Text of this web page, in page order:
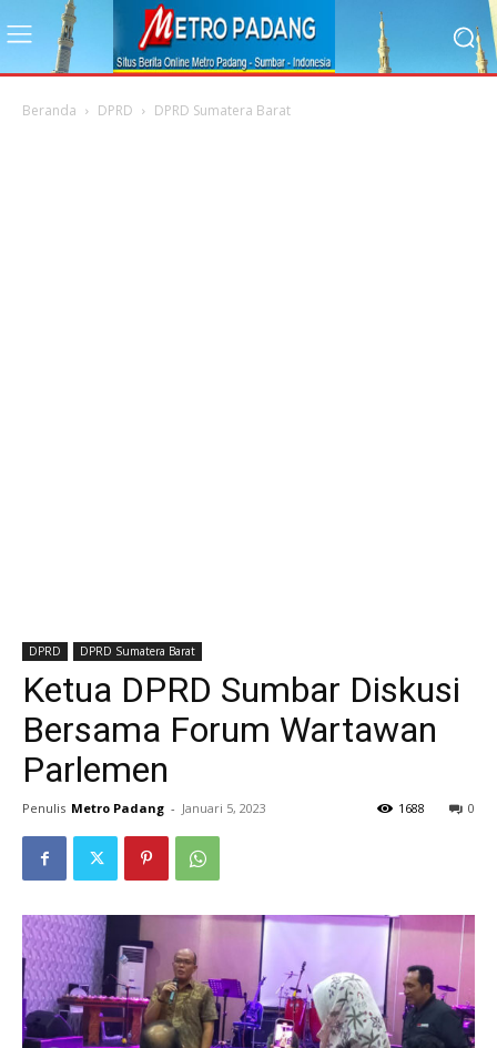
Beranda DPRD DPRD Sumatera Barat
DPRD DPRD Sumatera Barat
Ketua DPRD Sumbar Diskusi
Bersama Forum Wartawan
Parlemen
Penulis Metro Padang - Januari 5, 2023 0
1688